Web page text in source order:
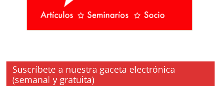
Suscríbete a nuestra gaceta electrónica
(semanal y gratuita)